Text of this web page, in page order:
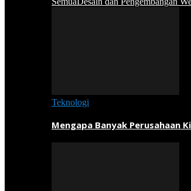
Teknologi
Mengapa Banyak Perusahaan